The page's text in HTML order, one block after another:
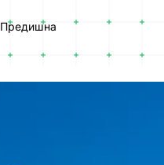
Предишна